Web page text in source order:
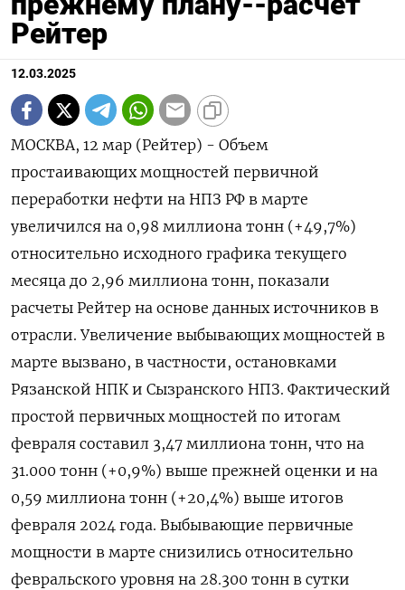
Рейтер
12.03.2025
МОСКВА, 12 мар (Рейтер) - Объем
простаивающих мощностей первичной
переработки нефти на НПЗ РФ в марте
увеличился на 0,98 миллиона тонн (+49,7%)
относительно исходного графика текущего
месяца до 2,96 миллиона тонн, показали
расчеты Рейтер на основе данных источников в
отрасли. Увеличение выбывающих мощностей в
марте вызвано, в частности, остановками
Рязанской НПК и Сызранского НПЗ. Фактический
простой первичных мощностей по итогам
февраля составил 3,47 миллиона тонн, что на
31.000 тонн (+0,9%) выше прежней оценки и на
0,59 миллиона тонн (+20,4%) выше итогов
февраля 2024 года. Выбывающие первичные
мощности в марте снизились относительно
февральского уровня на 28.300 тонн в сутки